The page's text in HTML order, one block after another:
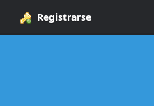
Registrarse